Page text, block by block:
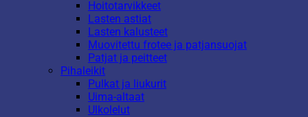
Hoitotarvikkeet
Lasten astiat
Lasten kalusteet
Muovitettu frotee ja patjansuojat
Patjat ja peitteet
Pihaleikit
Pulkat ja liukurit
Uima-altaat
Ulkolelut